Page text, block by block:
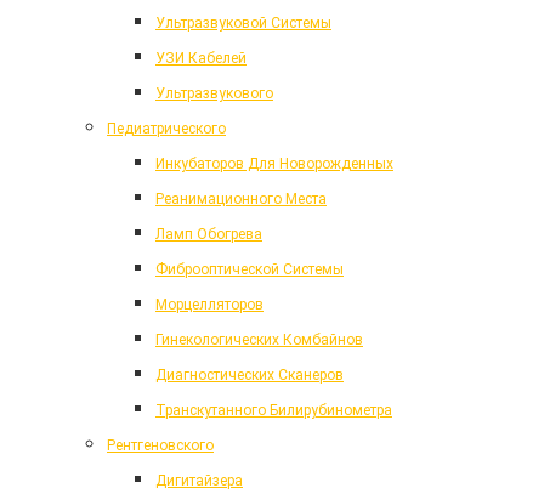
Ультразвуковой Системы
УЗИ Кабелей
Ультразвукового
Педиатрического
Инкубаторов Для Новорожденных
Реанимационного Места
Ламп Обогрева
Фиброоптической Системы
Морцелляторов
Гинекологических Комбайнов
Диагностических Сканеров
Транскутанного Билирубинометра
Рентгеновского
Дигитайзера